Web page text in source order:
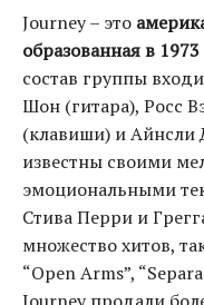
Journey – это
образованная в
состав группы
Шон (гитара), Росс
(клавиши) и Айнсли
известны своими
эмоциональными
Стива Перри и
множество хитов,
“Open Arms”,